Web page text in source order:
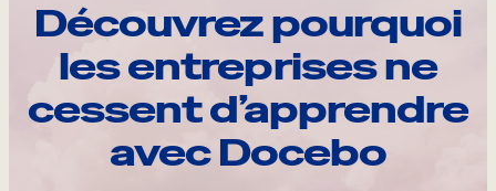
Découvrez pourquoi
les entreprises ne
cessent d’apprendre
avec Docebo